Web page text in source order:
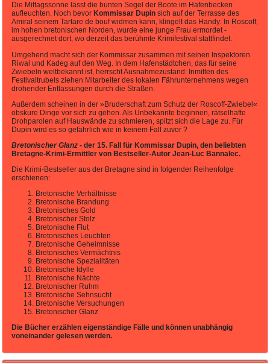
Die Mittagssonne lässt die bunten Segel der Boote im Hafenbecken
aufleuchten. Noch bevor Kommissar Dupinsich auf der Terrasse des
Amiral seinem Tartare de bouf widmen kann, klingelt das Handy: In Roscoff,
im hohen bretonischen Norden, wurde eine junge Frau ermordet -
ausgerechnet dort, wo derzeit das berühmte Krimifestival stattfindet.
Umgehend macht sich der Kommissar zusammen mit seinen Inspektoren
Riwal und Kadeg auf den Weg. In dem Hafenstädtchen, das für seine
Zwiebeln weltbekannt ist, herrscht Ausnahmezustand: Inmitten des
Festivaltrubels ziehen Mitarbeiter des lokalen Fährunternehmens wegen
drohender Entlassungen durch die Straßen.
Außerdem scheinen in der »Bruderschaft zum Schutz der Roscoff-Zwiebel«
obskure Dinge vor sich zu gehen. Als Unbekannte beginnen, rätselhafte
Drohparolen auf Hauswände zu schmieren, spitzt sich die Lage zu. Für
Dupin wird es so gefährlich wie in keinem Fall zuvor ?
Bretonischer Glanz- der 15. Fall für Kommissar Dupin, den beliebten
Bretagne-Krimi-Ermittler von Bestseller-Autor Jean-Luc Bannalec.
Die Krimi-Bestseller aus der Bretagne sind in folgender Reihenfolge
erschienen:
Bretonische Verhältnisse
Bretonische Brandung
Bretonisches Gold
Bretonischer Stolz
Bretonische Flut
Bretonisches Leuchten
Bretonische Geheimnisse
Bretonisches Vermächtnis
Bretonische Spezialitäten
Bretonische Idylle
Bretonische Nächte
Bretonischer Ruhm
Bretonische Sehnsucht
Bretonische Versuchungen
Bretonischer Glanz
Die Bücher erzählen eigenständige Fälle und können unabhängig
voneinander gelesen werden.